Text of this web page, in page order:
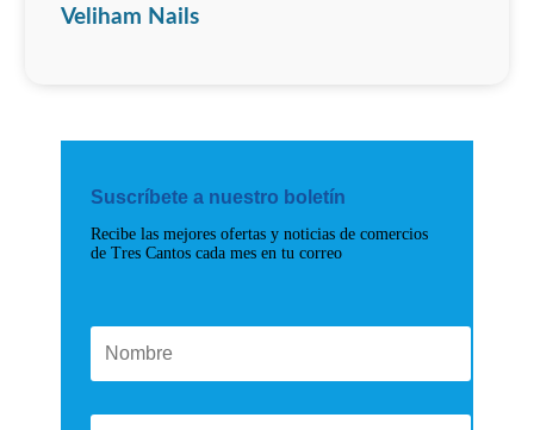
Veliham Nails
Suscríbete a nuestro boletín
Recibe las mejores ofertas y noticias de comercios
de Tres Cantos cada mes en tu correo